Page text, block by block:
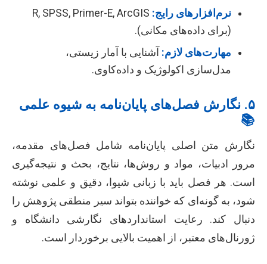
نرم‌افزارهای رایج: R, SPSS, Primer-E, ArcGIS
(برای داده‌های مکانی).
مهارت‌های لازم: آشنایی با آمار زیستی،
مدل‌سازی اکولوژیک و داده‌کاوی.
۵. نگارش فصل‌های پایان‌نامه به شیوه علمی
📚
نگارش متن اصلی پایان‌نامه شامل فصل‌های مقدمه،
مرور ادبیات، مواد و روش‌ها، نتایج، بحث و نتیجه‌گیری
است. هر فصل باید با زبانی شیوا، دقیق و علمی نوشته
شود، به گونه‌ای که خواننده بتواند سیر منطقی پژوهش را
دنبال کند. رعایت استانداردهای نگارشی دانشگاه و
ژورنال‌های معتبر، از اهمیت بالایی برخوردار است.